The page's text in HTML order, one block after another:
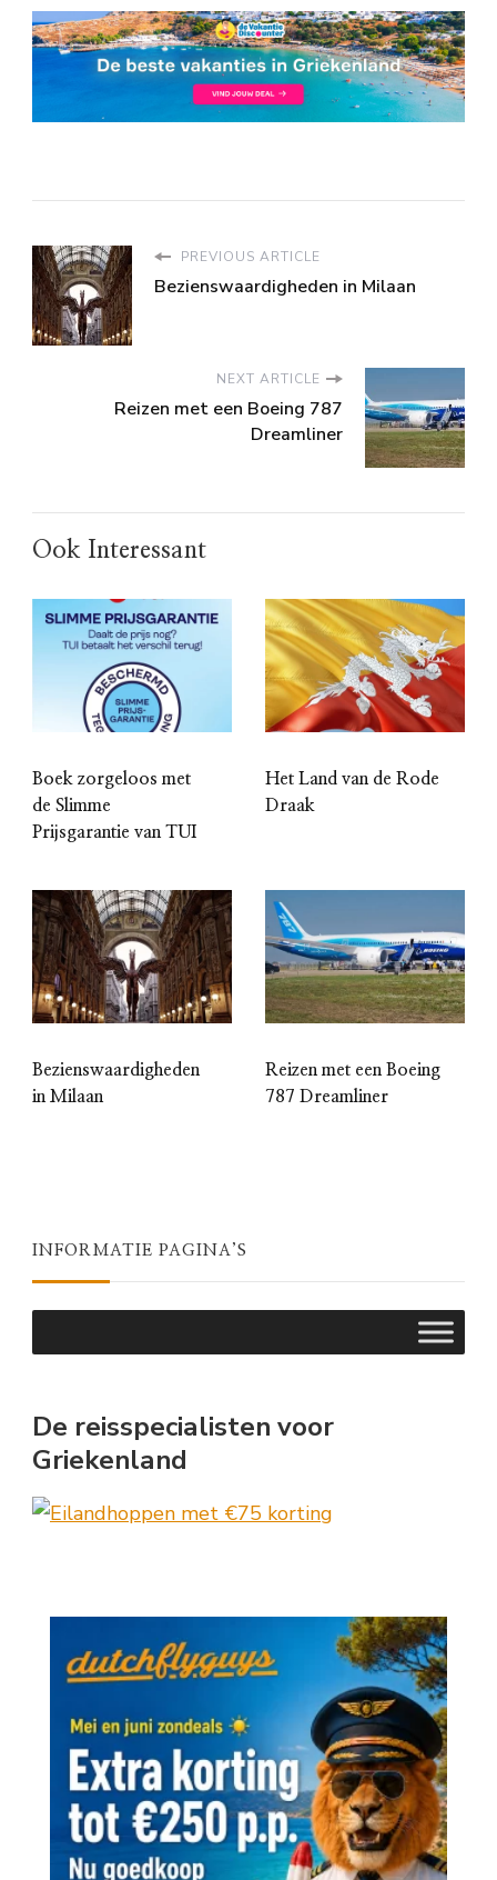
PREVIOUS ARTICLE
Bezienswaardigheden in Milaan
NEXT ARTICLE
Reizen met een Boeing 787
Dreamliner
Ook Interessant
Boek zorgeloos met
de Slimme
Prijsgarantie van TUI
Het Land van de Rode
Draak
Bezienswaardigheden
in Milaan
Reizen met een Boeing
787 Dreamliner
INFORMATIE PAGINA’S
De reisspecialisten voor
Griekenland